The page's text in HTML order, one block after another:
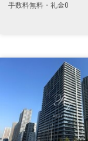
手数料無料・礼金0